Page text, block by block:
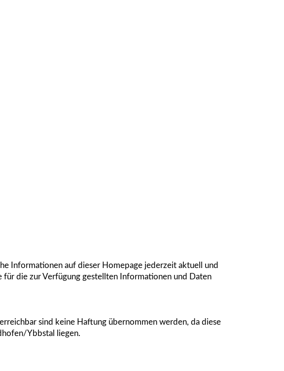
Informationen auf dieser Homepage jederzeit aktuell und
die zur Verfügung gestellten Informationen und Daten
sind keine Haftung übernommen werden, da diese
Ybbstal liegen.